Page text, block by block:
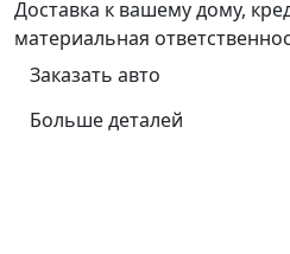
Доставка к вашему дому,
материальная
Заказать авто
Больше деталей